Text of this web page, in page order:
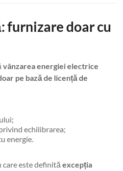
furnizare doar cu
vânzarea energiei electrice
pe bază de licență de
echilibrarea;
energie.
care este definităexcepția